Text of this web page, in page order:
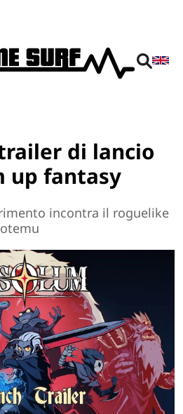
di lancio
up fantasy
incontra il roguelike